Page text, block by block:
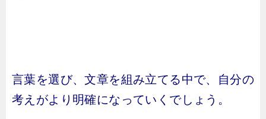
言葉を選び、文章を組み立てる中で、自分の
考えがより明確になっていくでしょう。